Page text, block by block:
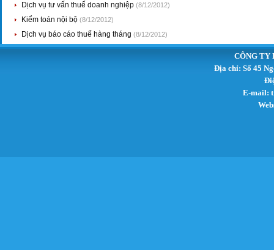
Dịch vụ tư vấn thuế doanh nghiệp (8/12/2012)
Kiểm toán nội bộ (8/12/2012)
Dịch vụ báo cáo thuế hàng tháng (8/12/2012)
CÔNG TY
Địa chỉ: Số 45
E-mail: